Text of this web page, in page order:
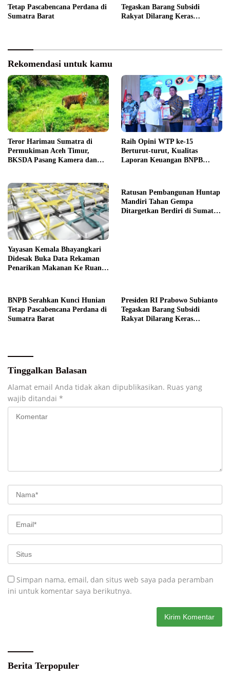
Tetap Pascabencana Perdana di
Sumatra Barat
Tegaskan Barang Subsidi
Rakyat Dilarang Keras
Rekomendasi untuk kamu
Teror Harimau Sumatra di
Permukiman Aceh Timur,
BKSDA Pasang Kamera dan
Raih Opini WTP ke-15
Berturut-turut, Kualitas
Laporan Keuangan BNPB
Yayasan Kemala Bhayangkari
Didesak Buka Data Rekaman
Penarikan Makanan Ke Ruang
Ratusan Pembangunan Huntap
Mandiri Tahan Gempa
Ditargetkan Berdiri di Sumatra
BNPB Serahkan Kunci Hunian
Tetap Pascabencana Perdana di
Sumatra Barat
Presiden RI Prabowo Subianto
Tegaskan Barang Subsidi
Rakyat Dilarang Keras
Tinggalkan Balasan
Alamat email Anda tidak akan dipublikasikan. Ruas yang
wajib ditandai *
Simpan nama, email, dan situs web saya pada peramban
ini untuk komentar saya berikutnya.
Berita Terpopuler